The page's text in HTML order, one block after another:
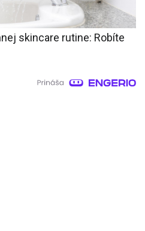
skincare rutine: Robíte